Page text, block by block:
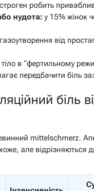
робить
нудота: у 15% жінок
газоутворення від
в “фертильному
передбачити біль
біль
mittelschmerz.
але відрізняються